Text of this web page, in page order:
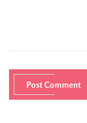
Post Comment